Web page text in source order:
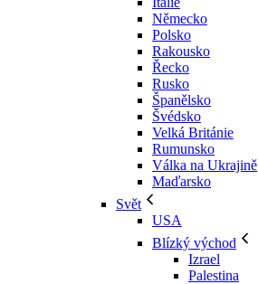
Německo
Polsko
Rakousko
Řecko
Rusko
Španělsko
Švédsko
Velká Británie
Rumunsko
Válka na Ukrajině
Maďarsko
Svět
USA
Blízký východ
Izrael
Palestina